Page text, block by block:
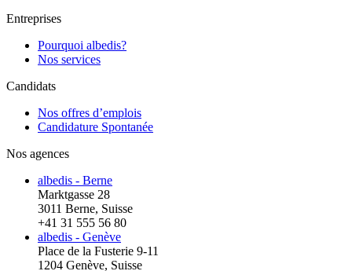
Entreprises
Pourquoi albedis?
Nos services
Candidats
Nos offres d’emplois
Candidature Spontanée
Nos agences
albedis - Berne
Marktgasse 28
3011 Berne, Suisse
+41 31 555 56 80
albedis - Genève
Place de la Fusterie 9-11
1204 Genève, Suisse